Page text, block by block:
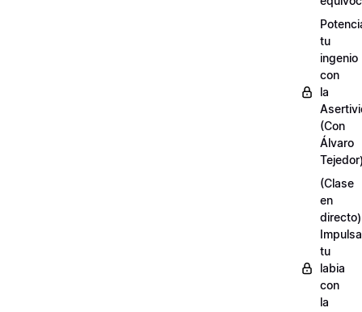
tu
ingenio
con
la
(Con
Álvaro
(Clase
en
directo)
Impulsa
tu
labia
con
la